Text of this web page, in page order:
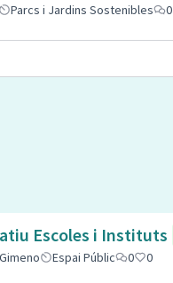
Parcs i Jardins Sostenibles 0
Escoles i Instituts
Espai Públic 0 0